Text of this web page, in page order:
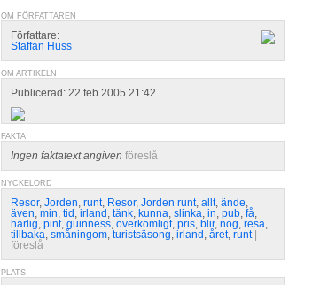
OM FÖRFATTAREN
Författare:
Staffan Huss
OM ARTIKELN
Publicerad: 22 feb 2005 21:42
FAKTA
Ingen faktatext angiven föreslå
NYCKELORD
Resor, Jorden, runt, Resor, Jorden runt, allt, ände,
även, min, tid , irland , tänk, kunna, slinka, in, pub, få,
härlig, pint, guinness, överkomligt, pris, blir, nog, resa,
tillbaka, småningom, turistsäsong, irland , året, runt
föreslå
PLATS